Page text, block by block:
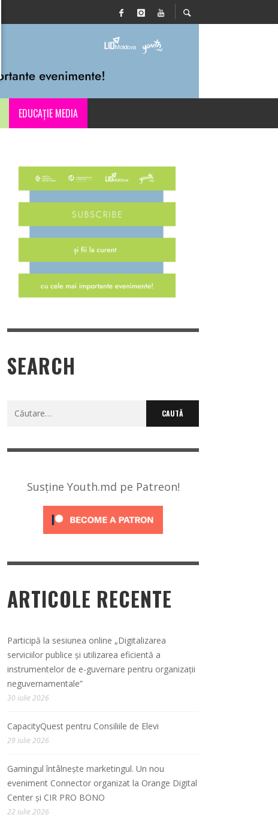
EDUCAȚIE MEDIA
SEARCH
Caută
Susține Youth.md pe Patreon!
ARTICOLE RECENTE
Participă la sesiunea online „Digitalizarea
serviciilor publice și utilizarea eficientă a
instrumentelor de e-guvernare pentru organizații
neguvernamentale”
30 iulie 2026
CapacityQuest pentru Consiliile de Elevi
29 iulie 2026
Gamingul întâlnește marketingul. Un nou
eveniment Connector organizat la Orange Digital
Center și CIR PRO BONO
22 iulie 2026